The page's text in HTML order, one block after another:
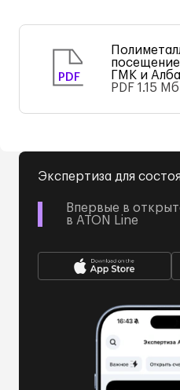
PDF
ГМК и
PDF 1.15 Мб
Экспертиза для
Впервые в
в ATON Line